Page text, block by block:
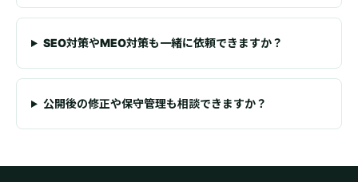
SEO対策やMEO対策も一緒に依頼できますか？
公開後の修正や保守管理も相談できますか？